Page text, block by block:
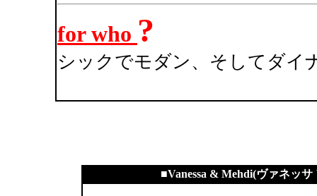
for who ?
シックでモダン、そしてダイ
■Vanessa & Mehdi(ヴァネッ